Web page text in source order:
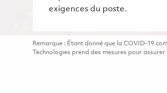
exigences du poste.
Remarque : Étant donné que la COVID-19
Technologies prend des mesures pour